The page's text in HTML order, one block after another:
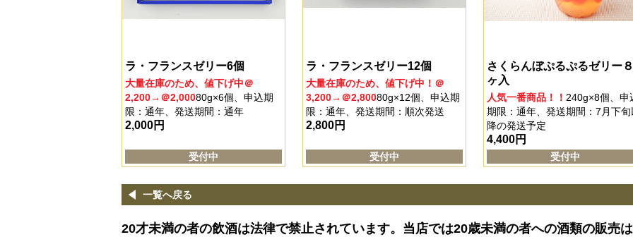
ラ・フランスゼリー6個
大量在庫のため、値下げ中＠
2,200→＠2,00080g×6個、申込期
限：通年、発送期間：通年
2,000円
受付中
ラ・フランスゼリー12個
大量在庫のため、値下げ中！＠
3,200→＠2,80080g×12個、申込期
限：通年、発送期間：順次発送
2,800円
受付中
さくらんぼぷるぷるゼリー８
ヶ入
人気一番商品！！ 240g×8個、申
期限：通年、発送期間：7月下旬
降の発送予定
4,400円
受付中
一覧へ戻る
20才未満の者の飲酒は法律で禁止されています。当店では20歳未満の者への酒類の販売